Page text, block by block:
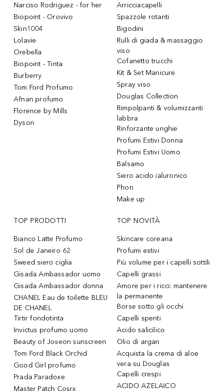
Narciso Rodriguez - for her
Biopoint - Orovivo
Skin1004
Lolavie
Orebella
Biopoint - Tinta
Burberry
Tom Ford Profumo
Afnan profumo
Florence by Mills
Dyson
Arricciacapelli
Spazzole rotanti
Bigodini
Rulli di giada & massaggio
viso
Cofanetto trucchi
Kit & Set Manicure
Spray viso
Douglas Collection
Rimpolpanti & volumizzanti
labbra
Rinforzante unghie
Profumi Estivi Donna
Profumi Estivi Uomo
Balsamo
Siero acido ialuronico
Phon
Make up
TOP PRODOTTI
Bianco Latte Profumo
Sol de Janeiro 62
Sweed siero ciglia
Gisada Ambassador uomo
Gisada Ambassador donna
CHANEL Eau de toilette BLEU
DE CHANEL
Tirtir fondotinta
Invictus profumo uomo
Beauty of Joseon sunscreen
Tom Ford Black Orchid
Good Girl profumo
Prada Paradoxe
Master Patch Cosrx
TOP NOVITÀ
Skincare coreana
Profumi estivi
Più volume per i capelli sottili
Capelli grassi
Amore per i ricci: mantenere
la permanente
Borse sotto gli occhi
Capelli spenti
Acido salicilico
Olio di argan
Acquista la crema di aloe
vera su Douglas
Capelli crespi
ACIDO AZELAICO